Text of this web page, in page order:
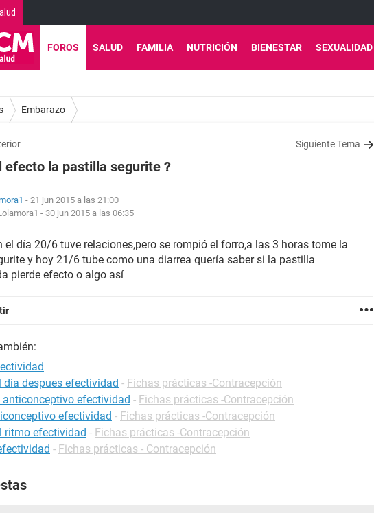
FOROS SALUD FAMILIA NUTRICIÓN BIENESTAR SEXUALIDAD
Embarazo
Siguiente Tema
efecto la pastilla segurite ?
- 21 jun 2015 a las 21:00
- 30 jun 2015 a las 06:35
el día 20/6 tuve relaciones,pero se rompió el forro,a las 3 horas tome la
y hoy 21/6 tube como una diarrea quería saber si la pastilla
pierde efecto o algo así
dia despues efectividad - Fichas prácticas -Contracepción
efectividad - Fichas prácticas -Contracepción
efectividad - Fichas prácticas -Contracepción
ritmo efectividad - Fichas prácticas -Contracepción
- Fichas prácticas - Contracepción